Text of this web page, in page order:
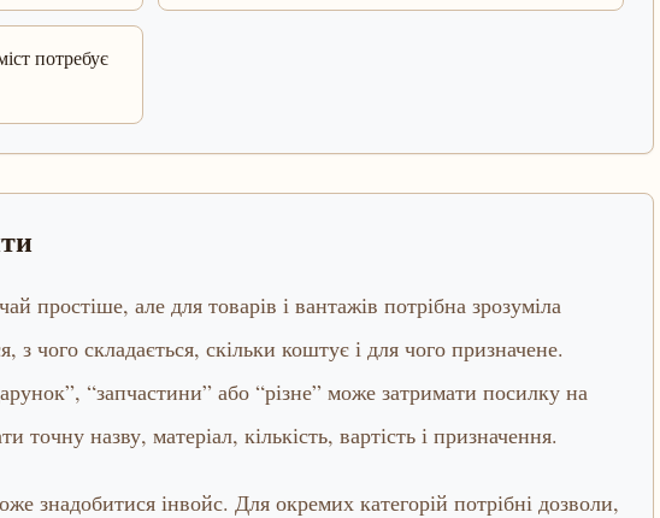
потребує
простіше, але для товарів і вантажів потрібна зрозуміла
з чого складається, скільки коштує і для чого призначене.
“запчастини” або “різне” може затримати посилку на
точну назву, матеріал, кількість, вартість і призначення.
знадобитися інвойс. Для окремих категорій потрібні дозволи,